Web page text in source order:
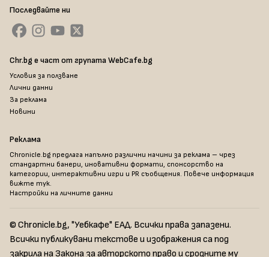
Последвайте ни
Chr.bg е част от групата WebCafe.bg
Условия за ползване
Лични данни
За реклама
Новини
Реклама
Chronicle.bg предлага напълно различни начини за реклама – чрез
стандартни банери, иновативни формати, спонсорство на
категории, интерактивни игри и PR съобщения. Повече информация
вижте тук.
Настройки на личните данни
© Chronicle.bg, "Уебкафе" ЕАД. Всички права запазени.
Всички публикувани текстове и изображения са под
закрила на Закона за авторското право и сродните му